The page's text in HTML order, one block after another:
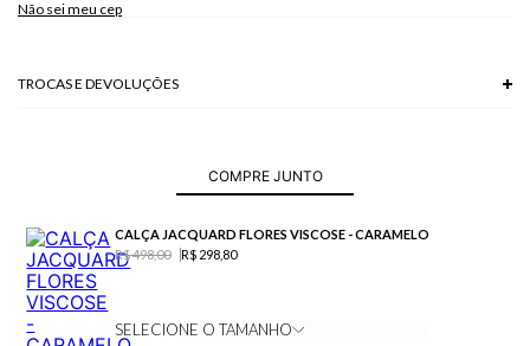
Modelo veste P.
Não sei meu cep
TROCAS E DEVOLUÇÕES
COMPRE JUNTO
CALÇA JACQUARD FLORES VISCOSE - CARAMELO
R$ 498,00
R$ 298,80
SELECIONE O TAMANHO